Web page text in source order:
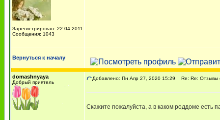
Зарегистрирован: 22.04.2011
Сообщения: 1043
Вернуться к началу
domashnyaya
Добрый приятель
Добавлено: Пн Апр 27, 2020 15:29 Re: Re: Отзывы
Скажите пожалуйста, а в каком роддоме есть